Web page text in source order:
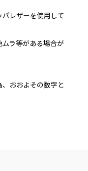
レザーを使用して
ラ等がある場合が
おおよその数字と